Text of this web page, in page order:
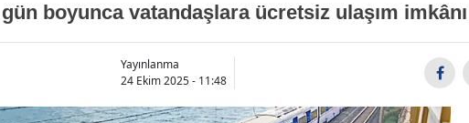
boyunca vatandaşlara ücretsiz ulaşım
Yayınlanma
24 Ekim 2025 - 11:48